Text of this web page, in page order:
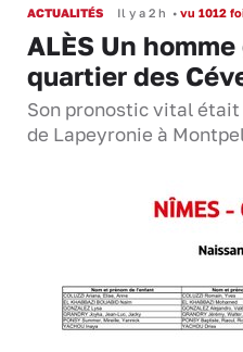
ACTUALITÉS Il y a 2 h • vu 1012
ALÈS Un
quartier des
Son pronostic vital était
de Lapeyronie à